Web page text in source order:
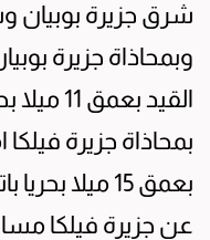
شرق جزيرة بوبيان
وبمحاذاة جزيرة
القيد
بمحاذاة جزيرة
بعمق 15 ميلا